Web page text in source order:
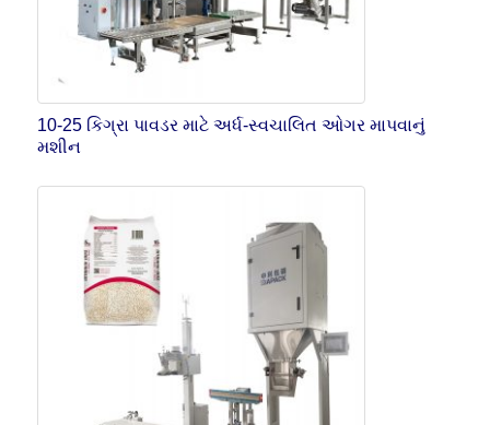
10-25 કિગ્રા પાવડર માટે અર્ધ-સ્વચાલિત ઓગર માપવાનું
મશીન